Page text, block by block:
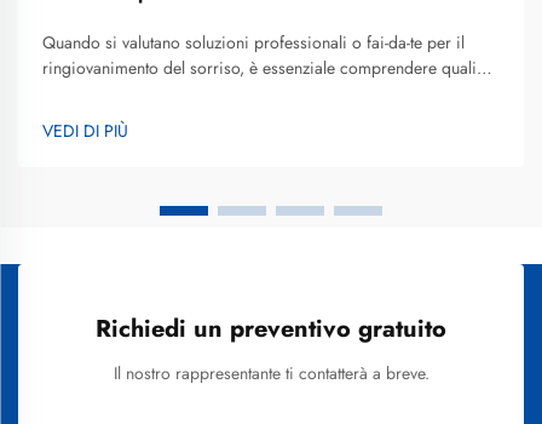
Quando si valutano soluzioni professionali o fai-da-te per il
ringiovanimento del sorriso, è essenziale comprendere quali
fine di prendere decisioni consapevoli. I migliori trattamenti
sbiancanti per i denti combinano formulazioni
VEDI DI PIÙ
Richiedi un preventivo gratuito
Il nostro rappresentante ti contatterà a breve.